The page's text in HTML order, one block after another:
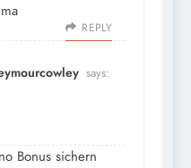
REPLY
says:
Bonus sichern